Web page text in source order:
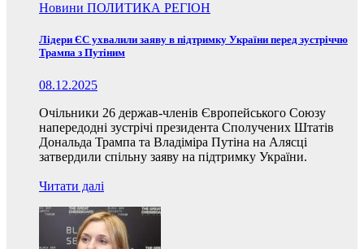
Новини ПОЛИТИКА РЕГІОН
Лідери ЄС ухвалили заяву в підтримку України перед зустріччю
Трампа з Путіним
08.12.2025
Очільники 26 держав-членів Європейського Союзу
напередодні зустрічі президента Сполучених Штатів
Дональда Трампа та Владіміра Путіна на Алясці
затвердили спільну заяву на підтримку України.
Читати далі